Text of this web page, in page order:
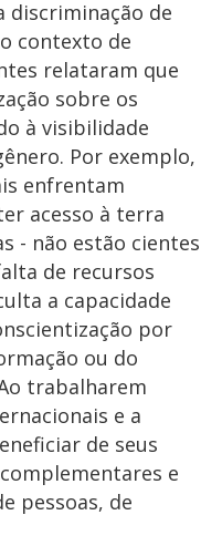
discriminação de
contexto de
relataram que
sobre os
à visibilidade
Por exemplo,
enfrentam
acesso à terra
- não estão cientes
de recursos
a capacidade
por
ou do
trabalharem
e a
de seus
e
pessoas, de